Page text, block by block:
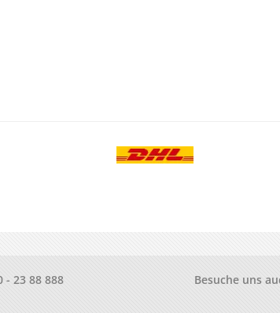
- 23 88 888 Besuche uns